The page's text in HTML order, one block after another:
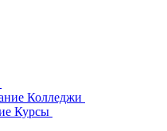
Колледжи
Курсы